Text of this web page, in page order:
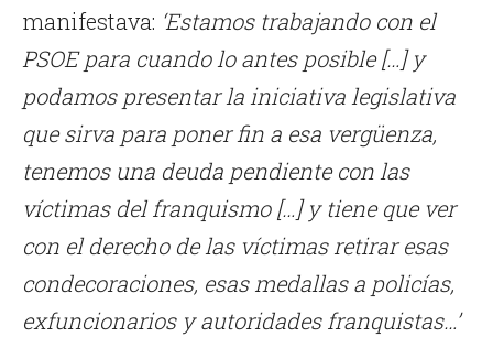
manifestava: ‘Estamos trabajando con el
PSOE para cuando lo antes posible […] y
podamos presentar la iniciativa legislativa
que sirva para poner fin a esa vergüenza,
tenemos una deuda pendiente con las
víctimas del franquismo […] y tiene que ver
con el derecho de las víctimas retirar esas
condecoraciones, esas medallas a policías,
exfuncionarios y autoridades franquistas…’